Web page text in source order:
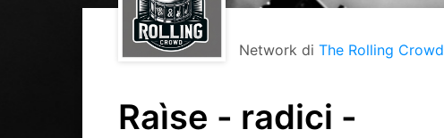
Network di The Rolling Crowd
Raìse - radici -